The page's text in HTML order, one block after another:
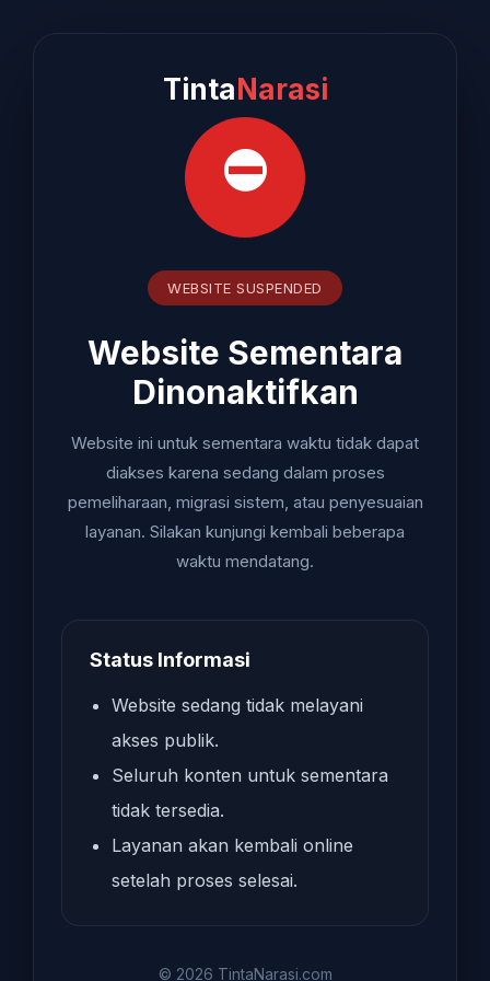
TintaNarasi
⛔
WEBSITE SUSPENDED
Website Sementara
Dinonaktifkan
Website ini untuk sementara waktu tidak dapat
diakses karena sedang dalam proses
pemeliharaan, migrasi sistem, atau penyesuaian
layanan. Silakan kunjungi kembali beberapa
waktu mendatang.
Status Informasi
Website sedang tidak melayani
akses publik.
Seluruh konten untuk sementara
tidak tersedia.
Layanan akan kembali online
setelah proses selesai.
© 2026 TintaNarasi.com